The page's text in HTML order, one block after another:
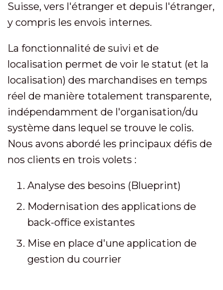
Suisse, vers l'étranger et depuis l'étranger,
y compris les envois internes.
La fonctionnalité de suivi et de
localisation permet de voir le statut (et la
localisation) des marchandises en temps
réel de manière totalement transparente,
indépendamment de l'organisation/du
système dans lequel se trouve le colis.
Nous avons abordé les principaux défis de
nos clients en trois volets :
Analyse des besoins (Blueprint)
Modernisation des applications de
back-office existantes
Mise en place d'une application de
gestion du courrier